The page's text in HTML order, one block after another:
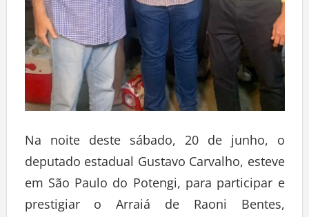
Na noite deste sábado, 20 de junho, o
deputado estadual Gustavo Carvalho, esteve
em São Paulo do Potengi, para participar e
prestigiar o Arraiá de Raoni Bentes,